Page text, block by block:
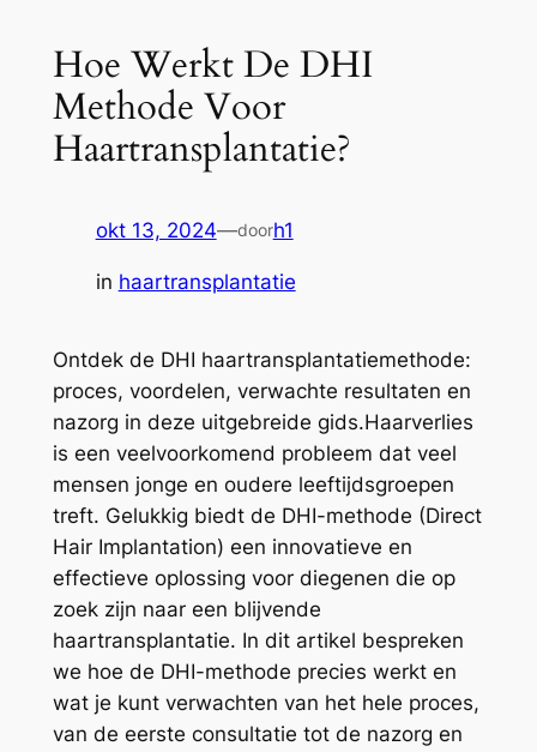
Hoe Werkt De DHI
Methode Voor
Haartransplantatie?
okt 13, 2024—doorh1
in haartransplantatie
Ontdek de DHI haartransplantatiemethode:
proces, voordelen, verwachte resultaten en
nazorg in deze uitgebreide gids.Haarverlies
is een veelvoorkomend probleem dat veel
mensen jonge en oudere leeftijdsgroepen
treft. Gelukkig biedt de DHI-methode (Direct
Hair Implantation) een innovatieve en
effectieve oplossing voor diegenen die op
zoek zijn naar een blijvende
haartransplantatie. In dit artikel bespreken
we hoe de DHI-methode precies werkt en
wat je kunt verwachten van het hele proces,
van de eerste consultatie tot de nazorg en